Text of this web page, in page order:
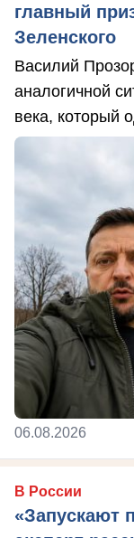
главный
Зеленского
Василий
аналогичной
века, который
06.08.2026
В России
«Запускают